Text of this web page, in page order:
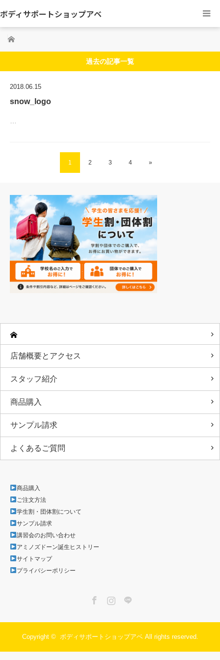
ボディサポートショップアベ
ホーム
過去の記事一覧
2018.06.15
snow_logo
1 2 3 4 »
店舗概要とアクセス
スタッフ紹介
商品購入
サンプル請求
よくあるご質問
商品購入
ご注文方法
学生割・団体割について
サンプル請求
講習会のお問い合わせ
アミノズドーン誕生ヒストリー
サイトマップ
プライバシーポリシー
Copyright © ボディサポートショップアベAll rights reserved.